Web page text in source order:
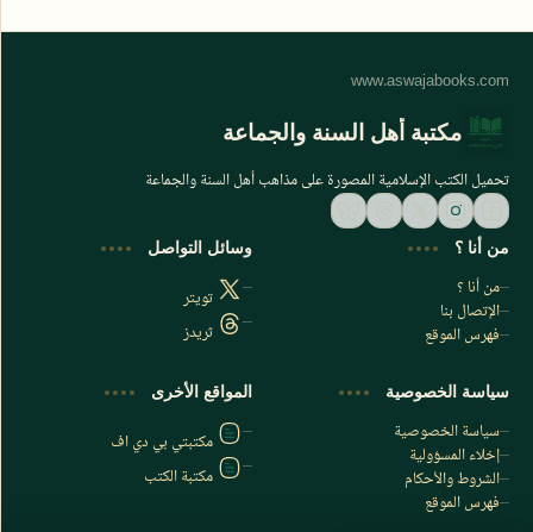
اشترك الآن
اشترك في قناتنا على تليجرام
مكتبة أهل السنة والجماعة
تحميل الكتب الإسلامية المصورة على مذاهب أهل السنة والجماعة
من أنا ؟
من أنا ؟
الإتصال بنا
فهرس الموقع
وسائل التواصل
تويتر
ثريدز
سياسة الخصوصية
سياسة الخصوصية
إخلاء المسؤولية
الشروط والأحكام
فهرس الموقع
المواقع الأخرى
مكتبتي بي دي اف
مكتبة الكتب